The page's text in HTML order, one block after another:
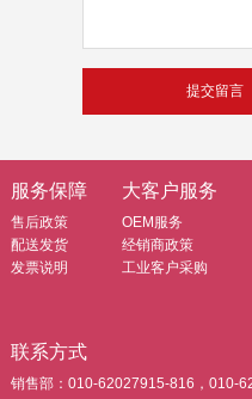
服务保障
售后政策
配送发货
发票说明
大客户服务
OEM服务
经销商政策
工业客户采购
联系方式
销售部：010-62027915-816，010-